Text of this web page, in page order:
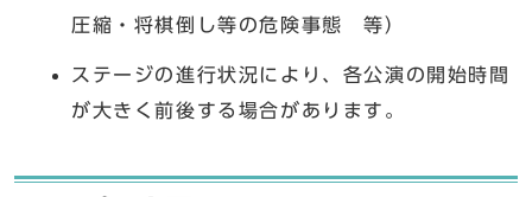
圧縮・将棋倒し等の危険事態 等）
ステージの進行状況により、各公演の開始時間
が大きく前後する場合があります。